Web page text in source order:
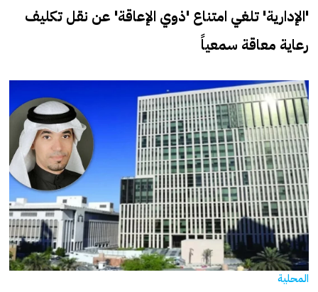
'الإدارية' تلغي امتناع 'ذوي الإعاقة' عن نقل تكليف
رعاية معاقة سمعياً
المحلية